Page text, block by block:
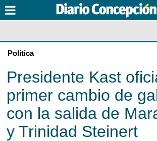
Política
Presidente Kast
primer cambio de
con la salida de
y Trinidad Steinert